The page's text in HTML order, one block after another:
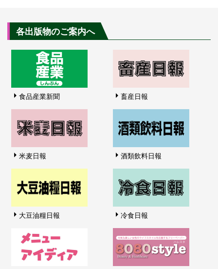
各出版物のご案内へ
食品産業新聞 畜産日報
米麦日報 酒類飲料日報
大豆油糧日報 冷食日報